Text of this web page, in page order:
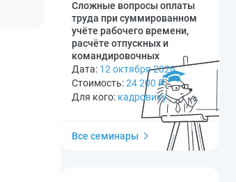
Сложные вопросы оплаты
труда при суммированном
учёте рабочего времени,
расчёте отпускных и
командировочных
Дата: 12 октября 2026
Стоимость:24 200 ₽
Для кого: кадровику
Все семинары